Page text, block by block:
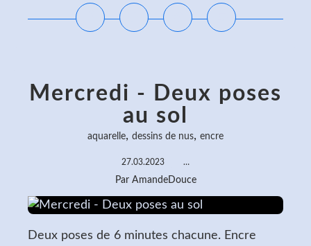
Mercredi - Deux poses
au sol
aquarelle, dessins de nus, encre
27.03.2023 …
Par AmandeDouce
Deux poses de 6 minutes chacune. Encre